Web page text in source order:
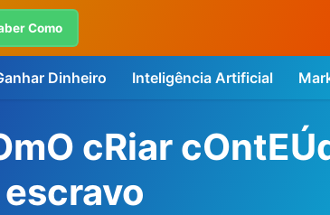
Como
Dinheiro Inteligência Artificial
cRiar
escravo